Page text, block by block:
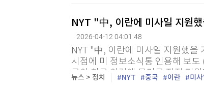
NYT "中, 이란에 미사일 지원
2026-04-12 04:01:48
NYT "中, 이란에 미사일 지원했
시점에 미 정보소식통 인용해 보
국이 최근 이란에 무기를 직접 지
것으로 나타났다. 미 정보기관들은
뉴스 > 정치 NYT 중국 이란 미사